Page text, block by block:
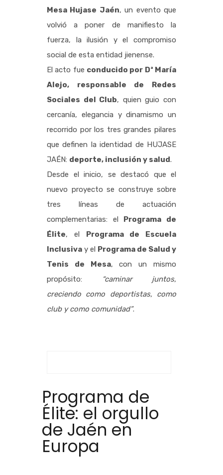
Mesa Hujase Jaén, un evento que
volvió a poner de manifiesto la
fuerza, la ilusión y el compromiso
social de esta entidad jienense.
El acto fue conducido por Dª María
Alejo, responsable de Redes
Sociales del Club, quien guio con
cercanía, elegancia y dinamismo un
recorrido por los tres grandes pilares
que definen la identidad de HUJASE
JAÉN: deporte, inclusión y salud.
Desde el inicio, se destacó que el
nuevo proyecto se construye sobre
tres líneas de actuación
complementarias: el Programa de
Élite, el Programa de Escuela
Inclusiva y el Programa de Salud y
Tenis de Mesa, con un mismo
propósito:
“caminar juntos,
creciendo como deportistas, como
club y como comunidad”.
Programa de
Élite: el orgullo
de Jaén en
Europa